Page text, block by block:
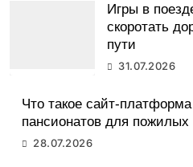
Игры в
скоротать
пути
31.07.2026
Что такое сайт-
пансионатов для
28.07.2026